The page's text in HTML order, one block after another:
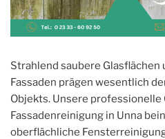
Strahlend saubere Glasflächen
Fassaden prägen wesentlich
Objekts. Unsere professionelle
Fassadenreinigung in Unna
oberflächliche